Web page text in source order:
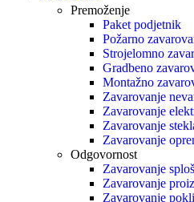
Premoženje
Paket podjetnik
Požarno
Strojelomno
Gradbeno
Montažno
Zavarovanje
Zavarovanje
Zavarovanje
Zavarovanje
Odgovornost
Zavarovanje
Zavarovanje
Zavarovanje